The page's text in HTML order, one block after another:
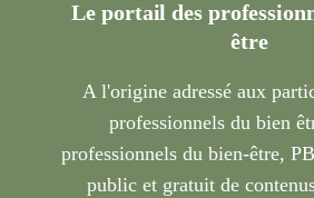
Le portail des
être
A l'origine adressé aux
professionnels du bien
professionnels du bien-être,
public et gratuit de